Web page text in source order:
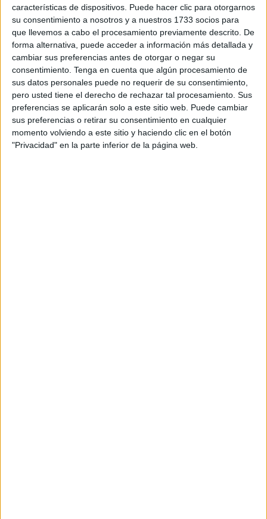
características de dispositivos. Puede hacer clic para otorgarnos
su consentimiento a nosotros y a nuestros 1733 socios para
que llevemos a cabo el procesamiento previamente descrito. De
forma alternativa, puede acceder a información más detallada y
cambiar sus preferencias antes de otorgar o negar su
consentimiento. Tenga en cuenta que algún procesamiento de
sus datos personales puede no requerir de su consentimiento,
pero usted tiene el derecho de rechazar tal procesamiento. Sus
preferencias se aplicarán solo a este sitio web. Puede cambiar
sus preferencias o retirar su consentimiento en cualquier
momento volviendo a este sitio y haciendo clic en el botón
"Privacidad" en la parte inferior de la página web.
Así lo ha expresado uno de los miembros de la junta
directiva de la peña rojiblanca en la ciudad autónoma,
César González. “Hay que aprovechar la ola que tiene la
AD Ceuta ya que estamos todos expectantes y eufóricos
con el equipo y lo que hizo la segunda vuelta la temporada
pasada”, explica González, uno de los fieles del conjunto
caballa.